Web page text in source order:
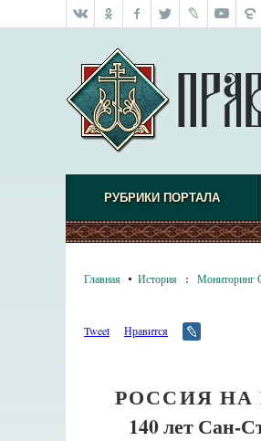
РУБРИКИ ПОРТАЛА
Главная История :
Tweet Нравится
РОССИЯ
140 лет Сан-